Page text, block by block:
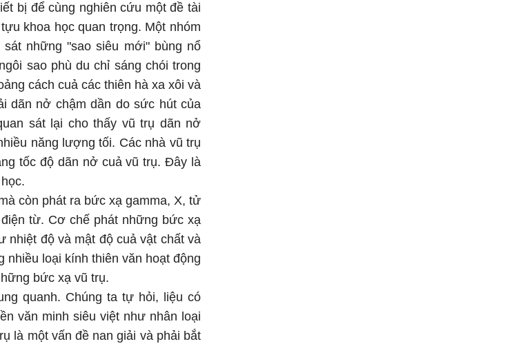
bị để cùng nghiên cứu một đề tài
khoa học quan trọng. Một nhóm
những "sao siêu mới" bùng nổ
sao phù du chỉ sáng chói trong
cách cuả các thiên hà xa xôi và
dãn nở chậm dần do sức hút của
sát lại cho thấy vũ trụ dãn nở
năng lượng tối. Các nhà vũ trụ
tốc độ dãn nở cuả vũ trụ. Đây là
còn phát ra bức xạ gamma, X, tử
từ. Cơ chế phát những bức xạ
nhiệt độ và mật độ cuả vật chất và
loại kính thiên văn hoạt động
bức xạ vũ trụ.
quanh. Chúng ta tự hỏi, liệu có
văn minh siêu việt như nhân loại
là một vấn đề nan giải và phải bắt